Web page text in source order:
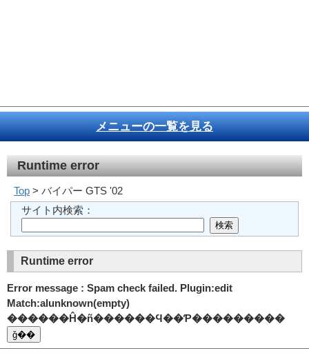
メニューの一覧を見る
Runtime error
Top > バイパー GTS '02
サイト内検索：
Runtime error
Error message : Spam check failed. Plugin:edit
Match:alunknown(empty)
������Ĥ�ñ������Ϥ��Ƥ���������